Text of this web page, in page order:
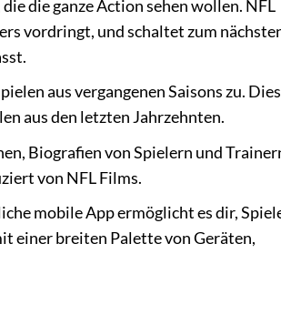
die ganze Action sehen wollen. NFL
vordringt, und schaltet zum
aus vergangenen Saisons zu. Dies
aus den letzten Jahrzehnten.
Biografien von Spielern und
von NFL Films.
mobile App ermöglicht es dir,
einer breiten Palette von Geräten,